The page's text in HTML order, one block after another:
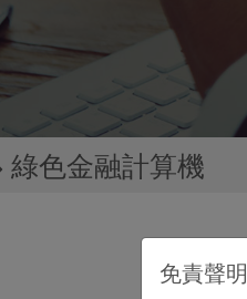
綠色金融計算機
免責聲明